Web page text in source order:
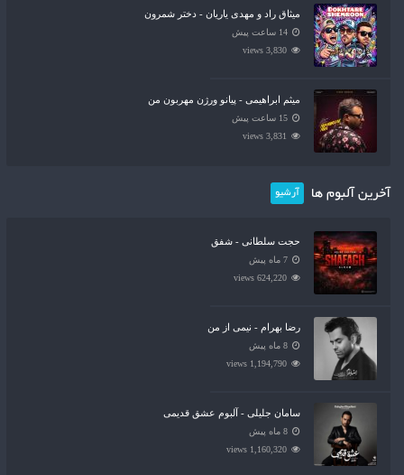
میثاق راد و مهدی یاریان - دختر شمرون
14 ساعت پیش
3,830 views
میثم ابراهیمی - پیانو ورژن مهربون من
15 ساعت پیش
3,831 views
آخرین آلبوم ها آرشیو
حجت سلطانی - شفق
7 ماه پیش
624,220 views
رضا بهرام - نیمی از من
8 ماه پیش
1,194,790 views
سامان جلیلی - آلبوم عشق قدیمی
8 ماه پیش
1,160,320 views